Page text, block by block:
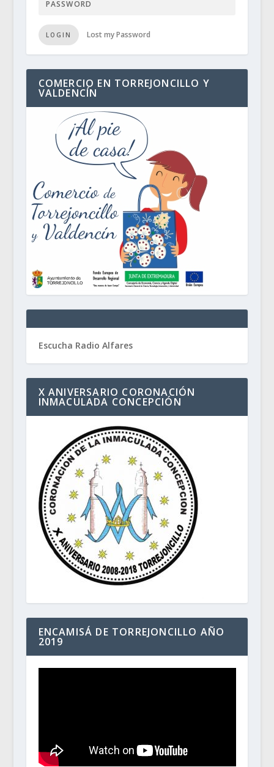
LOGIN Lost my Password
COMERCIO EN TORREJONCILLO Y
VALDENCÍN
Escucha Radio Alfares
X ANIVERSARIO CORONACIÓN
INMACULADA CONCEPCIÓN
ENCAMISÁ DE TORREJONCILLO AÑO
2019